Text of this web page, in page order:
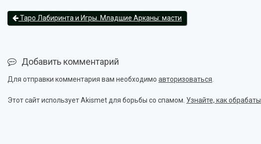
Таро Лабиринта и Игры. Младшие Арканы: масти
Добавить комментарий
Для отправки комментария вам необходимо авторизоваться
Этот сайт использует Akismet для борьбы со спамом. Узнайте, как